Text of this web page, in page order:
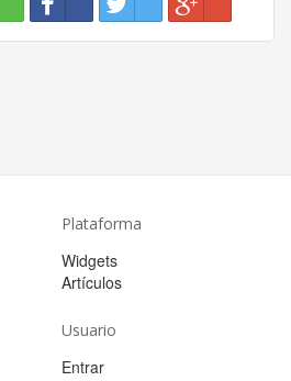
Plataforma
Widgets
Artículos
Usuario
Entrar